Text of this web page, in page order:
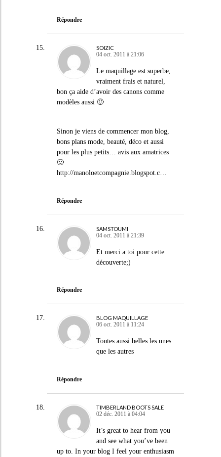
Répondre
SOIZIC
04 oct. 2011 à 21:06
Le maquillage est superbe,
vraiment frais et naturel,
bon ça aide d’avoir des canons comme
modèles aussi 🙂
Sinon je viens de commencer mon blog,
bons plans mode, beauté, déco et aussi
pour les plus petits… avis aux amatrices
🙂
http://manoloetcompagnie.blogspot.c…
Répondre
SAMSTOUMI
04 oct. 2011 à 21:39
Et merci a toi pour cette
découverte;)
Répondre
BLOG MAQUILLAGE
06 oct. 2011 à 11:24
Toutes aussi belles les unes
que les autres
Répondre
TIMBERLAND BOOTS SALE
02 déc. 2011 à 04:04
It’s great to hear from you
and see what you’ve been
up to. In your blog I feel your enthusiasm